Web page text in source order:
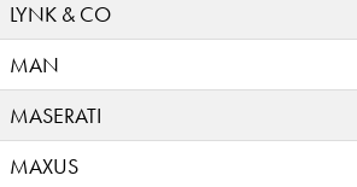
LYNK & CO
MAN
MASERATI
MAXUS